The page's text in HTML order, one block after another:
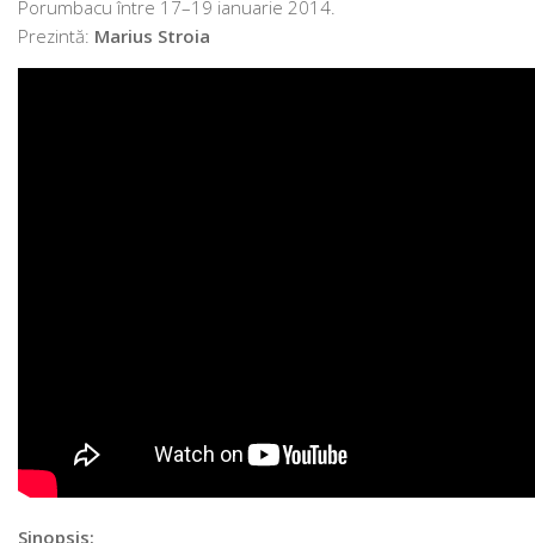
Porumbacu între 17–19 ianu­a­rie 2014.
Prezintă: Marius Stroia
Sinopsis: